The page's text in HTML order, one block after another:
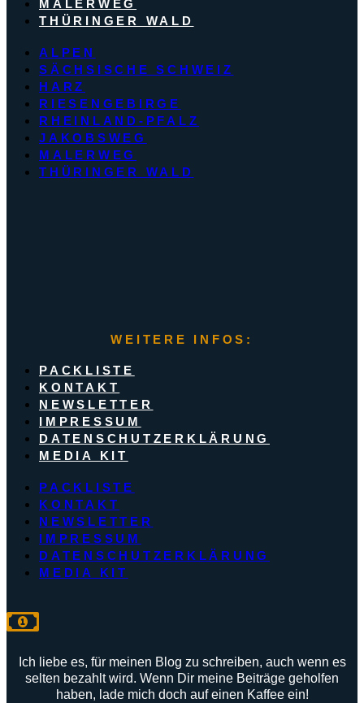
MALERWEG
THÜRINGER WALD
ALPEN
SÄCHSISCHE SCHWEIZ
HARZ
RIESENGEBIRGE
RHEINLAND-PFALZ
JAKOBSWEG
MALERWEG
THÜRINGER WALD
WEITERE INFOS:
PACKLISTE
KONTAKT
NEWSLETTER
IMPRESSUM
DATENSCHUTZERKLÄRUNG
MEDIA KIT
PACKLISTE
KONTAKT
NEWSLETTER
IMPRESSUM
DATENSCHUTZERKLÄRUNG
MEDIA KIT
Ich liebe es, für meinen Blog zu schreiben, auch wenn es
selten bezahlt wird. Wenn Dir meine Beiträge geholfen
haben, lade mich doch auf einen Kaffee ein!